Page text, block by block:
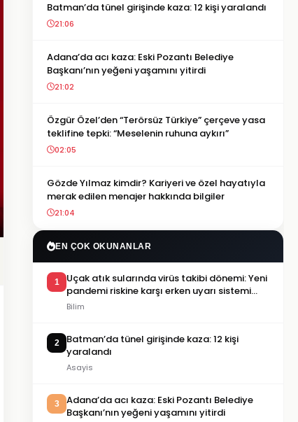
Batman’da tünel girişinde kaza: 12 kişi yaralandı
21:06
Adana’da acı kaza: Eski Pozantı Belediye
Başkanı’nın yeğeni yaşamını yitirdi
21:02
Özgür Özel’den “Terörsüz Türkiye” çerçeve yasa
teklifine tepki: “Meselenin ruhuna aykırı”
02:05
Gözde Yılmaz kimdir? Kariyeri ve özel hayatıyla
merak edilen menajer hakkında bilgiler
21:04
EN ÇOK OKUNANLAR
1
Uçak atık sularında virüs takibi dönemi: Yeni
pandemi riskine karşı erken uyarı sistemi
geliştiriliyor
Bilim
2
Batman’da tünel girişinde kaza: 12 kişi
yaralandı
Asayis
3
Adana’da acı kaza: Eski Pozantı Belediye
Başkanı’nın yeğeni yaşamını yitirdi